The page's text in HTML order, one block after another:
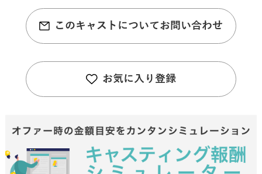
このキャストについてお問い合わせ
お気に入り登録